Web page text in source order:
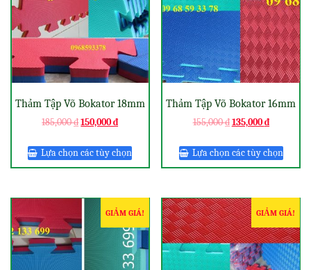
Thảm Tập Võ Bokator 18mm
185,000₫150,000₫
Lựa chọn các tùy chọn
Thảm Tập Võ Bokator 16mm
155,000₫135,000₫
Lựa chọn các tùy chọn
GIẢM GIÁ! GIẢM GIÁ!